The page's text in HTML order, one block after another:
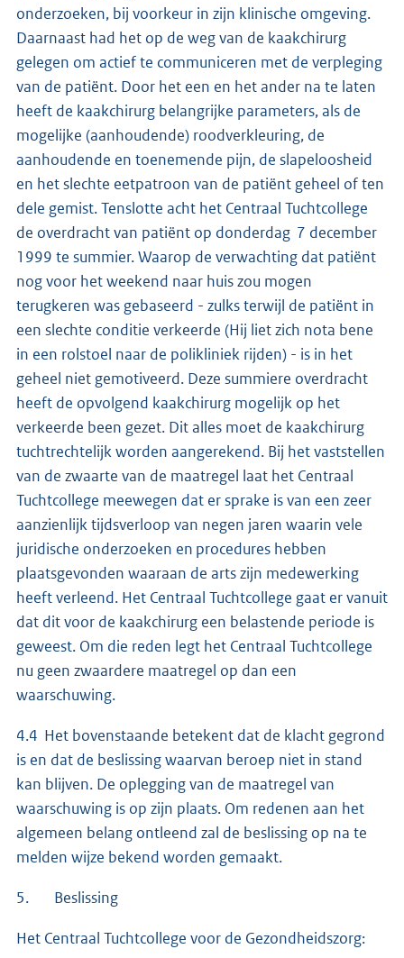
onderzoeken, bij voorkeur in zijn klinische omgeving.
Daarnaast had het op de weg van de kaakchirurg
gelegen om actief te communiceren met de verpleging
van de patiënt. Door het een en het ander na te laten
heeft de kaakchirurg belangrijke parameters, als de
mogelijke (aanhoudende) roodverkleuring, de
aanhoudende en toenemende pijn, de slapeloosheid
en het slechte eetpatroon van de patiënt geheel of ten
dele gemist. Tenslotte acht het Centraal Tuchtcollege
de overdracht van patiënt op donderdag 7 december
1999 te summier. Waarop de verwachting dat patiënt
nog voor het weekend naar huis zou mogen
terugkeren was gebaseerd - zulks terwijl de patiënt in
een slechte conditie verkeerde (Hij liet zich nota bene
in een rolstoel naar de polikliniek rijden) - is in het
geheel niet gemotiveerd. Deze summiere overdracht
heeft de opvolgend kaakchirurg mogelijk op het
verkeerde been gezet. Dit alles moet de kaakchirurg
tuchtrechtelijk worden aangerekend. Bij het vaststellen
van de zwaarte van de maatregel laat het Centraal
Tuchtcollege meewegen dat er sprake is van een zeer
aanzienlijk tijdsverloop van negen jaren waarin vele
juridische onderzoeken en procedures hebben
plaatsgevonden waaraan de arts zijn medewerking
heeft verleend. Het Centraal Tuchtcollege gaat er vanuit
dat dit voor de kaakchirurg een belastende periode is
geweest. Om die reden legt het Centraal Tuchtcollege
nu geen zwaardere maatregel op dan een
waarschuwing.
4.4 Het bovenstaande betekent dat de klacht gegrond
is en dat de beslissing waarvan beroep niet in stand
kan blijven. De oplegging van de maatregel van
waarschuwing is op zijn plaats. Om redenen aan het
algemeen belang ontleend zal de beslissing op na te
melden wijze bekend worden gemaakt.
5. Beslissing
Het Centraal Tuchtcollege voor de Gezondheidszorg: